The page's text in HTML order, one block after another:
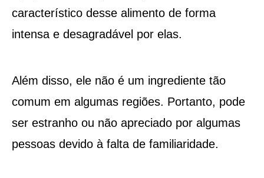
característico desse alimento de forma
intensa e desagradável por elas.
Além disso, ele não é um ingrediente tão
comum em algumas regiões. Portanto, pode
ser estranho ou não apreciado por algumas
pessoas devido à falta de familiaridade.